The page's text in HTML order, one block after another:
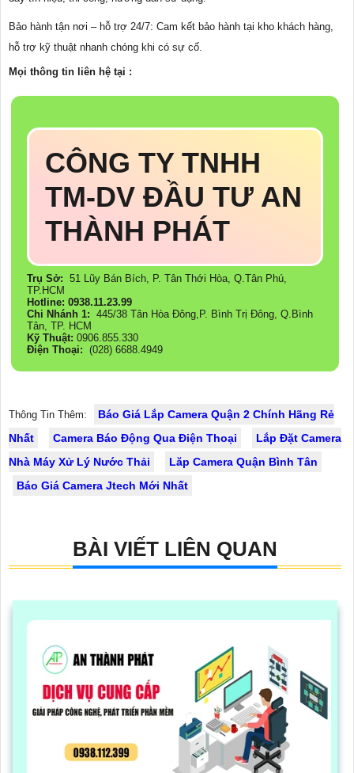
Bảo hành tận nơi – hỗ trợ 24/7: Cam kết bảo hành tại kho khách hàng,
hỗ trợ kỹ thuật nhanh chóng khi có sự cố.
Mọi thông tin liên hệ tại :
CÔNG TY TNHH
TM-DV ĐẦU TƯ AN
THÀNH PHÁT
Trụ Sở: 51 Lũy Bán Bích, P. Tân Thới Hòa, Q.Tân Phú,
TP.HCM
Hotline: 0938.11.23.99
Chi Nhánh 1: 445/38 Tân Hòa Đông,P. Bình Trị Đông, Q.Bình
Tân, TP. HCM
Kỹ Thuật: 0906.855.330
Điện Thoại: (028) 6688.4949
Thông Tin Thêm:
Báo Giá Lắp Camera Quận 2 Chính Hãng Rẻ
Nhất
Camera Báo Động Qua Điện Thoại
Lắp Đặt Camera
Nhà Máy Xử Lý Nước Thải
Lăp Camera Quận Bình Tân
Báo Giá Camera Jtech Mới Nhất
BÀI VIẾT LIÊN QUAN